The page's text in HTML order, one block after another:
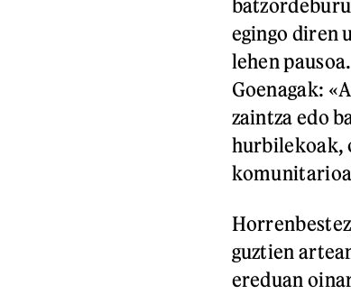
egingo diren
lehen
Goenagak:
zaintza edo
hurbilekoak,
guztien
ereduan